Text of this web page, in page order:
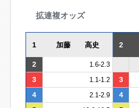
拡連複オッズ
1 加藤 高史 2
2 1.6-2.3
3 1.1-1.2 3
4 2.1-2.9 4